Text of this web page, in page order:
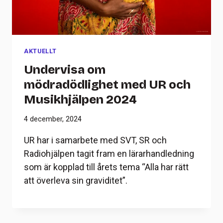
AKTUELLT
Undervisa om
mödradödlighet med UR och
Musikhjälpen 2024
4 december, 2024
UR har i samarbete med SVT, SR och
Radiohjälpen tagit fram en lärarhandledning
som är kopplad till årets tema “Alla har rätt
att överleva sin graviditet”.